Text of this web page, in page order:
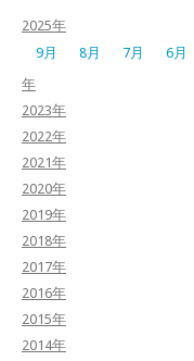
2025年
9月
8月 7月 6月
年
2023年
2022年
2021年
2020年
2019年
2018年
2017年
2016年
2015年
2014年